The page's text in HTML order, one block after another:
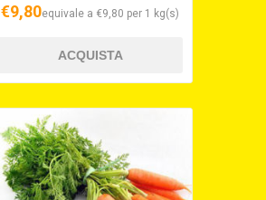
€9,80equivale a €9,80 per 1 kg(s)